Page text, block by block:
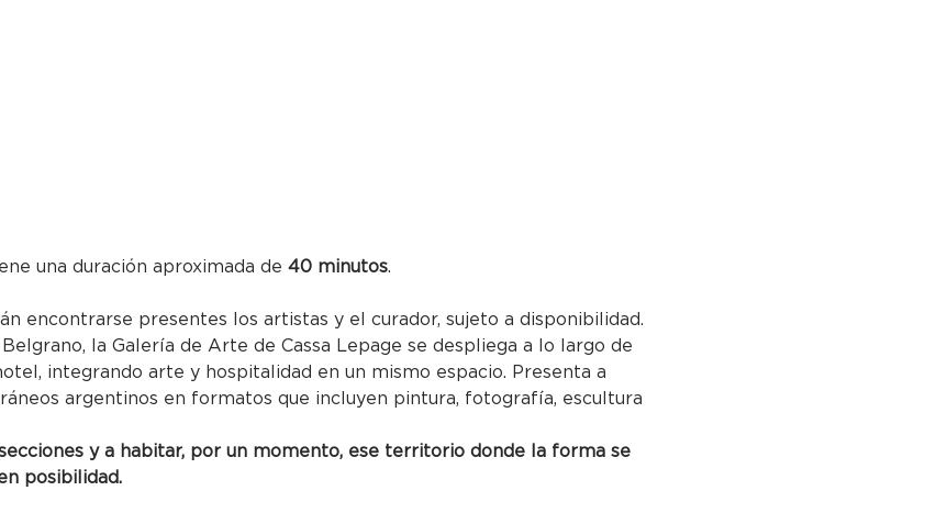
una duración aproximada de 40 minutos.
encontrarse presentes los artistas y el curador, sujeto a disponibilidad.
la Galería de Arte de Cassa Lepage se despliega a lo largo de
integrando arte y hospitalidad en un mismo espacio. Presenta a
argentinos en formatos que incluyen pintura, fotografía, escultura
y a habitar, por un momento, ese territorio donde la forma se
posibilidad.